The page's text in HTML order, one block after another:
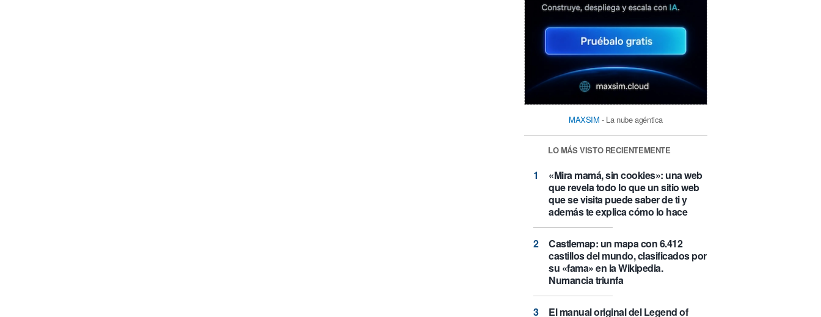
MAXSIM - La nube agéntica
LO MÁS VISTO RECIENTEMENTE
«Mira mamá, sin cookies»: una web
que revela todo lo que un sitio web
que se visita puede saber de ti y
además te explica cómo lo hace
Castlemap: un mapa con 6.412
castillos del mundo, clasificados por
su «fama» en la Wikipedia.
Numancia triunfa
El manual original del Legend of